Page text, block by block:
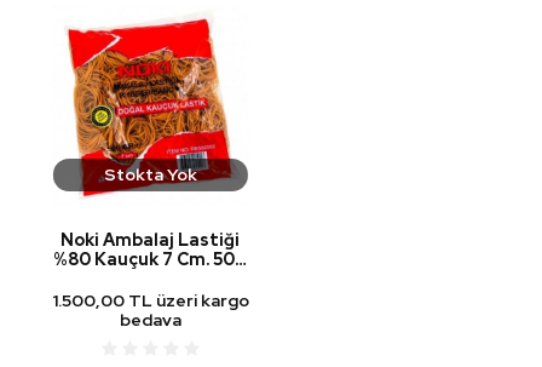
Stokta Yok
Noki Ambalaj Lastiği
%80 Kauçuk 7 Cm. 500
1.500,00 TL üzeri kargo
bedava